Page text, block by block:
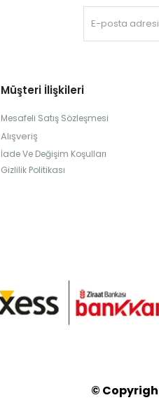
Müşteri İlişkileri
Mesafeli Satış Sözleşmesi
Alışveriş
İade Ve Değişim Koşulları
Gizlilik Politikası
©